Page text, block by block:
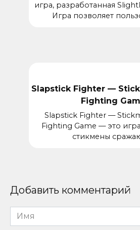
игра, разработанная
Игра позволяет
Slapstick Fighter —
Fighting
Slapstick Fighter —
Fighting Game — это
стикмены
Добавить комментарий
Имя
*